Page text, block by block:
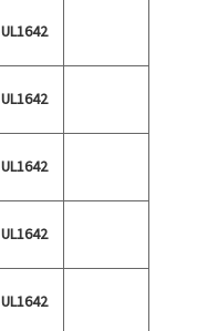
UL1642
UL1642
UL1642
UL1642
UL1642